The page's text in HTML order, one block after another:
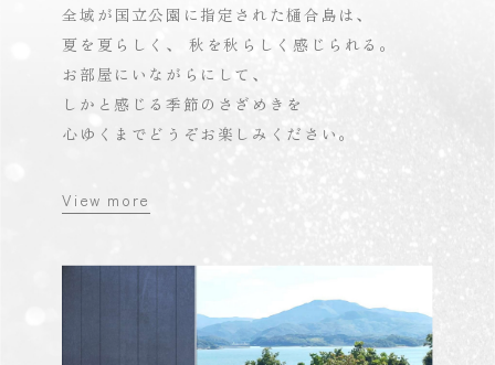
全域が国立公園に指定された樋合島は、
夏を夏らしく、
秋を秋らしく感じられる。
お部屋にいながらにして、
しかと感じる季節のさざめきを
心ゆくまでどうぞお楽しみください。
View more